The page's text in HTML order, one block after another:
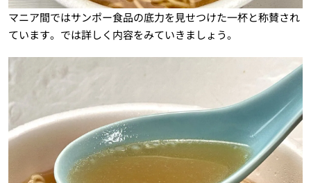
マニア間ではサンポー食品の底力を見せつけた一杯と称賛され
ています。では詳しく内容をみていきましょう。